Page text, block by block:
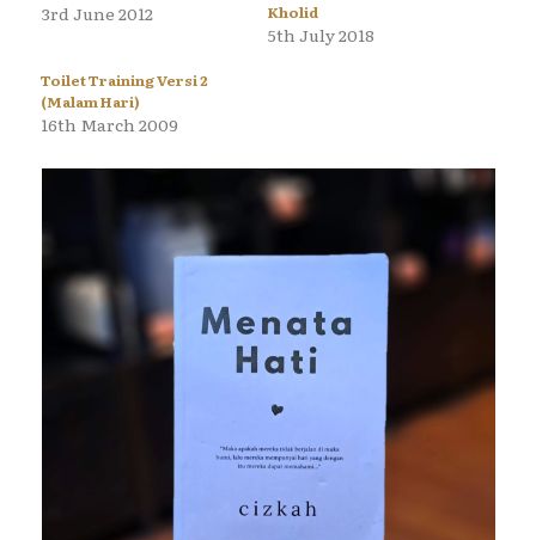
3rd June 2012
Kholid
5th July 2018
Toilet Training Versi 2
(Malam Hari)
16th March 2009